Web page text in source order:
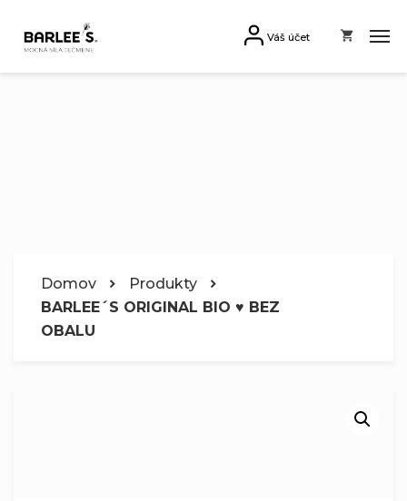
Váš účet
Domov
Produkty
BARLEE´S ORIGINAL BIO ♥ BEZ
OBALU